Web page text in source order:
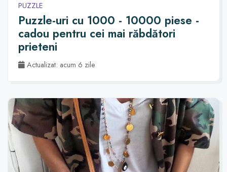
PUZZLE
Puzzle-uri cu 1000 - 10000 piese -
cadou pentru cei mai răbdători
prieteni
Actualizat: acum 6 zile